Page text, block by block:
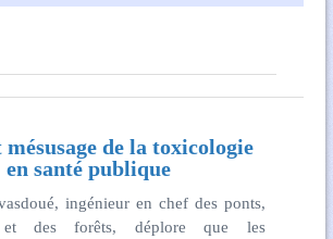
mésusage de la toxicologie
en santé publique
ingénieur en chef des ponts,
des forêts, déplore que les